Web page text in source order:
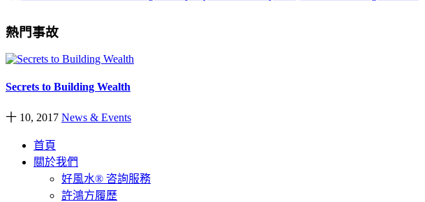
熱門事故
Secrets to Building Wealth
十 10, 2017 News & Events
首頁
關於我們
好風水® 咨詢服務
許鴻方履歷